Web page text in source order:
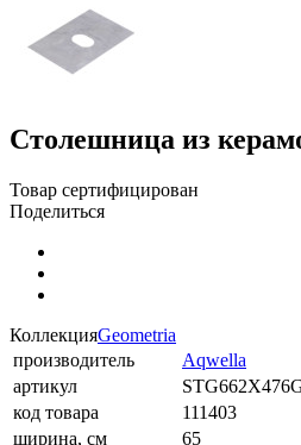
Столешница из
Товар сертифицирован
Поделиться
КоллекцияGeometria
производитель
Aqwella
артикул
код товара
111403
ширина, см
65